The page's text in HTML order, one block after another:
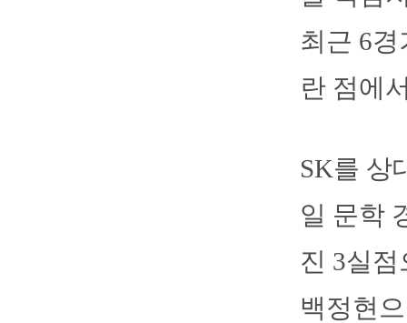
최근 6
란 점에
SK를 상
일 문학
진 3실
백정현